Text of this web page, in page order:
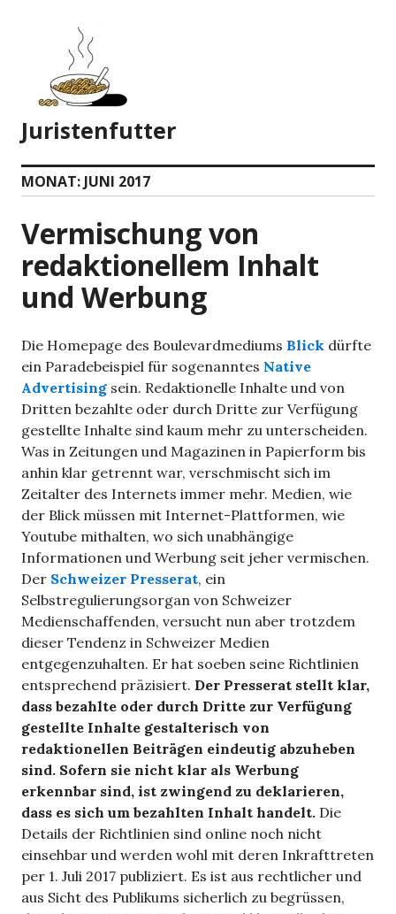
springen
Juristenfutter
MONAT: JUNI 2017
Vermischung von
redaktionellem Inhalt
und Werbung
Die Homepage des Boulevardmediums Blick dürfte
ein Paradebeispiel für sogenanntes Native
Advertising sein. Redaktionelle Inhalte und von
Dritten bezahlte oder durch Dritte zur Verfügung
gestellte Inhalte sind kaum mehr zu unterscheiden.
Was in Zeitungen und Magazinen in Papierform bis
anhin klar getrennt war, verschmischt sich im
Zeitalter des Internets immer mehr. Medien, wie
der Blick müssen mit Internet-Plattformen, wie
Youtube mithalten, wo sich unabhängige
Informationen und Werbung seit jeher vermischen.
Der Schweizer Presserat, ein
Selbstregulierungsorgan von Schweizer
Medienschaffenden, versucht nun aber trotzdem
dieser Tendenz in Schweizer Medien
entgegenzuhalten. Er hat soeben seine Richtlinien
entsprechend präzisiert. Der Presserat stellt klar,
dass bezahlte oder durch Dritte zur Verfügung
gestellte Inhalte gestalterisch von
redaktionellen Beiträgen eindeutig abzuheben
sind. Sofern sie nicht klar als Werbung
erkennbar sind, ist zwingend zu deklarieren,
dass es sich um bezahlten Inhalt handelt. Die
Details der Richtlinien sind online noch nicht
einsehbar und werden wohl mit deren Inkrafttreten
per 1. Juli 2017 publiziert. Es ist aus rechtlicher und
aus Sicht des Publikums sicherlich zu begrüssen,